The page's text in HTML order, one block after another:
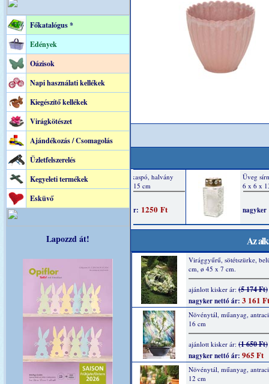
Főkatalógus *
Edények
Oázisok
Napi használati kellékek
Kiegészítő kellékek
Virágkötészet
Ajándékozás / Csomagolás
Üzletfelszerelés
Kegyeleti termékek
Esküvő
Lapozzd át! Az
Virággyűrű, sötétszürke,
cm, ø 45 x 7 cm.
ajánlott kisker ár: (5 174 Ft)
nagyker nettó ár: 3 161 Ft
Növénytál, műanyag,
16 cm
ajánlott kisker ár: (1 650 Ft)
nagyker nettó ár: 965 Ft
Növénytál, műanyag,
12 cm